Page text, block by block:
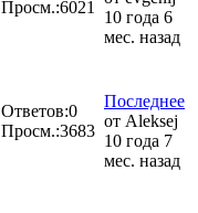
Просм.:6021
10 года 6
мес. назад
Ответов:0
Просм.:3683
Последнее
от Aleksej
10 года 7
мес. назад